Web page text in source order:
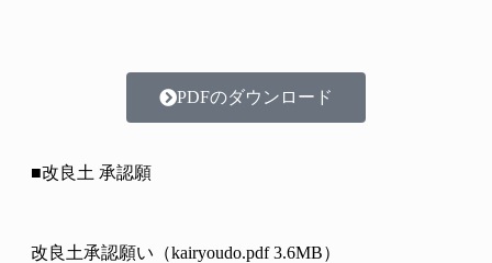
PDFのダウンロード
■改良土 承認願
改良土承認願い（kairyoudo.pdf 3.6MB）